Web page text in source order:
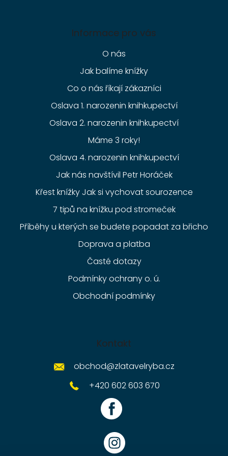
Informace pro vás
O nás
Jak balíme knížky
Co o nás říkají zákazníci
Oslava 1. narozenin knihkupectví
Oslava 2. narozenin knihkupectví
Máme 3 roky!
Oslava 4. narozenin knihkupectví
Jak nás navštívil Petr Horáček
Křest knížky Jak si vychovat sourozence
7 tipů na knížku pod stromeček
Příběhy u kterých se budete popadat za břicho
Doprava a platba
Časté dotazy
Podmínky ochrany o. ú.
Obchodní podmínky
Kontakt
obchod@zlatavelryba.cz
+420 602 603 670